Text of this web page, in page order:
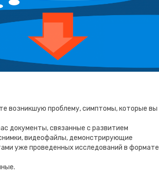
возникшую проблему, симптомы, которые вы
документы, связанные с развитием
видеофайлы, демонстрирующие
уже проведенных исследований в формате